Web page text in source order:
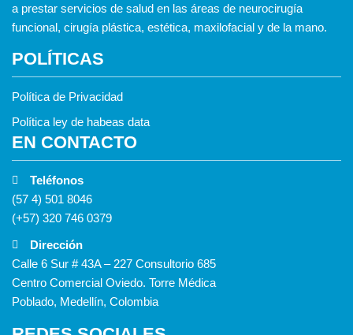
a prestar servicios de salud en las áreas de neurocirugía
funcional, cirugía plástica, estética, maxilofacial y de la mano.
POLÍTICAS
Política de Privacidad
Política ley de habeas data
EN CONTACTO
Teléfonos
(57 4) 501 8046
(+57) 320 746 0379
Dirección
Calle 6 Sur # 43A – 227 Consultorio 685
Centro Comercial Oviedo. Torre Médica
Poblado, Medellín, Colombia